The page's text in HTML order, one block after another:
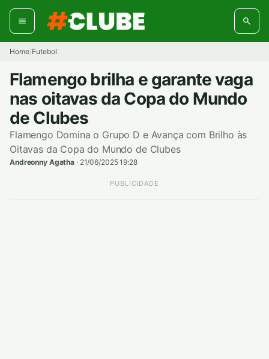
Pular
para
conteúdo
Home/Futebol
Flamengo brilha e garante vaga
nas oitavas da Copa do Mundo
de Clubes
Flamengo Domina o Grupo D e Avança com Brilho às
Oitavas da Copa do Mundo de Clubes
Andreonny Agatha · 21/06/2025 19:28
PUBLICIDADE